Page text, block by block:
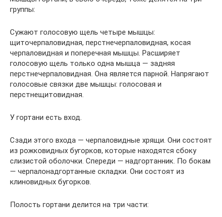
группы:
Сужают голосовую щель четыре мышцы:
щиточерпаловидная, перстнечерпаловидная, косая
черпаловидная и поперечная мышцы. Расширяет
голосовую щель только одна мышца — задняя
перстнечерпаловидная. Она является парной. Напрягают
голосовые связки две мышцы: голосовая и
перстнещитовидная.
У гортани есть вход.
Сзади этого входа — черпаловидные хрящи. Они состоят
из рожковидных бугорков, которые находятся сбоку
слизистой оболочки. Спереди — надгортанник. По бокам
— черпалонадгортанные складки. Они состоят из
клиновидных бугорков.
Полость гортани делится на три части: